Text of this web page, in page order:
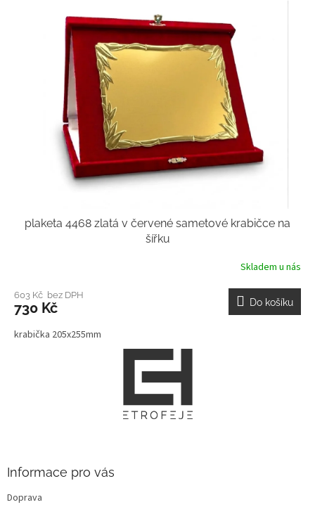
plaketa 4468 zlatá v červené sametové krabičce na
šířku
Skladem u nás
603 Kč bez DPH
730 Kč Do košíku
krabička 205x255mm
Informace pro vás
Doprava